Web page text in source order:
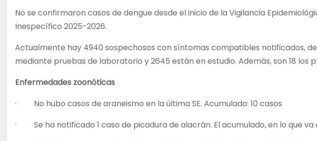
No se confirmaron casos de dengue desde el inicio de la Vigilancia
Inespecífico 2025-2026.
Actualmente hay 4940 sospechosos con síntomas compatibles notificados,
mediante pruebas de laboratorio y 2645 están en estudio. Además, son 18 los
Enfermedades zoonóticas
· No hubo casos de araneismo en la última SE. Acumulado: 10 casos
· Se ha notificado 1 caso de picadura de alacrán. El acumulado, en lo que va